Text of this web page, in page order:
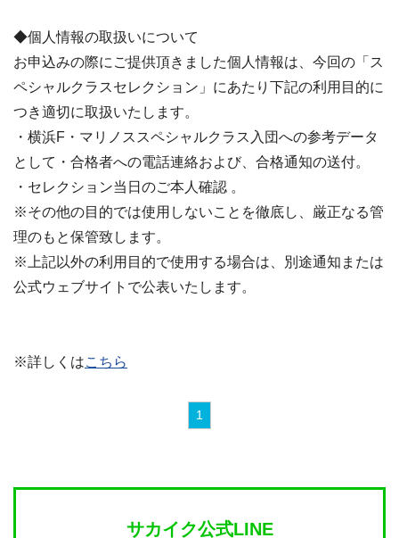
◆個人情報の取扱いについて
お申込みの際にご提供頂きました個人情報は、今回の「ス
ペシャルクラスセレクション」にあたり下記の利用目的に
つき適切に取扱いたします。
・横浜F・マリノススペシャルクラス入団への参考データ
として・合格者への電話連絡および、合格通知の送付。
・セレクション当日のご本人確認 。
※その他の目的では使用しないことを徹底し、厳正なる管
理のもと保管致します。
※上記以外の利用目的で使用する場合は、別途通知または
公式ウェブサイトで公表いたします。
※詳しくはこちら
1
サカイク公式LINE